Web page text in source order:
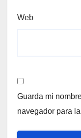
Web
Guarda mi
navegador para